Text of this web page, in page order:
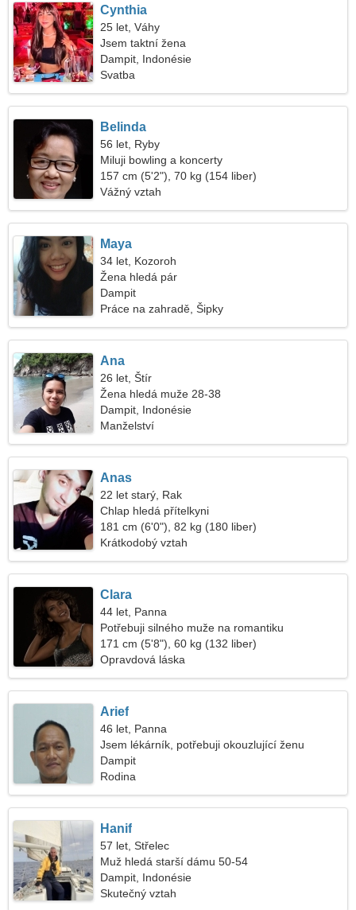
Cynthia
25 let, Váhy
Jsem taktní žena
Dampit, Indonésie
Svatba
Belinda
56 let, Ryby
Miluji bowling a koncerty
157 cm (5'2"), 70 kg (154 liber)
Vážný vztah
Maya
34 let, Kozoroh
Žena hledá pár
Dampit
Práce na zahradě, Šipky
Ana
26 let, Štír
Žena hledá muže 28-38
Dampit, Indonésie
Manželství
Anas
22 let starý, Rak
Chlap hledá přítelkyni
181 cm (6'0"), 82 kg (180 liber)
Krátkodobý vztah
Clara
44 let, Panna
Potřebuji silného muže na romantiku
171 cm (5'8"), 60 kg (132 liber)
Opravdová láska
Arief
46 let, Panna
Jsem lékárník, potřebuji okouzlující ženu
Dampit
Rodina
Hanif
57 let, Střelec
Muž hledá starší dámu 50-54
Dampit, Indonésie
Skutečný vztah